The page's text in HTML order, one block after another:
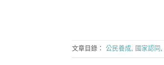
文章目錄： 公民養成, 國家認同 ,